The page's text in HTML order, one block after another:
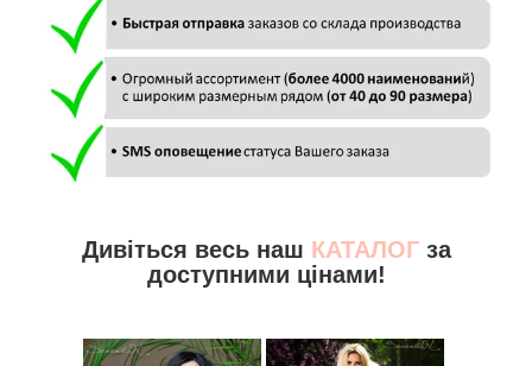
Дивіться весь наш КАТАЛОГза
доступними цінами!